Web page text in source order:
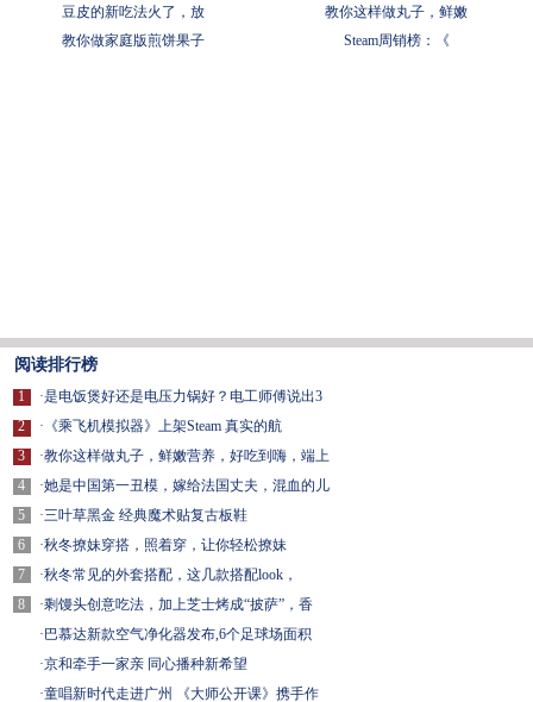
豆皮的新吃法火了，放
教你这样做丸子，鲜嫩
教你做家庭版煎饼果子
Steam周销榜：《
阅读排行榜
1
2
3
4
5
6
7
8
·是电饭煲好还是电压力锅好？电工师傅说出3
· 《乘飞机模拟器》上架Steam 真实的航
·教你这样做丸子，鲜嫩营养，好吃到嗨，端上
·她是中国第一丑模，嫁给法国丈夫，混血的儿
·三叶草黑金 经典魔术贴复古板鞋
·秋冬撩妹穿搭，照着穿，让你轻松撩妹
·秋冬常见的外套搭配，这几款搭配look，
·剩馒头创意吃法，加上芝士烤成“披萨”，香
· 巴慕达新款空气净化器发布,6个足球场面积
·京和牵手一家亲 同心播种新希望
·童唱新时代走进广州 《大师公开课》携手作